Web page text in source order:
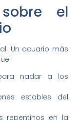
sobre el
Un acuario más
nadar a los
estables del
repentinos en la